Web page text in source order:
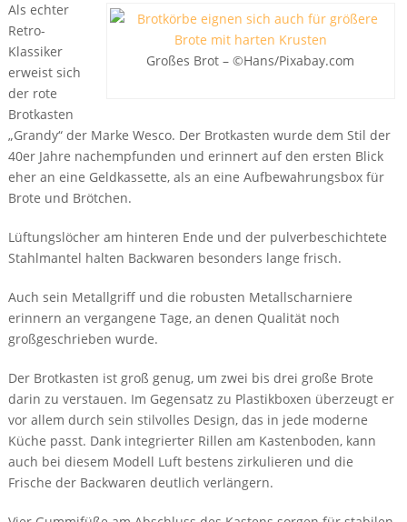
Großes Brot – ©Hans/Pixabay.com
Als echter
Retro-
Klassiker
erweist sich
der rote
Brotkasten
„Grandy“ der Marke Wesco. Der Brotkasten wurde dem Stil der
40er Jahre nachempfunden und erinnert auf den ersten Blick
eher an eine Geldkassette, als an eine Aufbewahrungsbox für
Brote und Brötchen.
Lüftungslöcher am hinteren Ende und der pulverbeschichtete
Stahlmantel halten Backwaren besonders lange frisch.
Auch sein Metallgriff und die robusten Metallscharniere
erinnern an vergangene Tage, an denen Qualität noch
großgeschrieben wurde.
Der Brotkasten ist groß genug, um zwei bis drei große Brote
darin zu verstauen. Im Gegensatz zu Plastikboxen überzeugt er
vor allem durch sein stilvolles Design, das in jede moderne
Küche passt. Dank integrierter Rillen am Kastenboden, kann
auch bei diesem Modell Luft bestens zirkulieren und die
Frische der Backwaren deutlich verlängern.